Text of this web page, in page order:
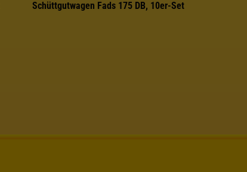
Schüttgutwagen Fads 175 DB, 10er-Set